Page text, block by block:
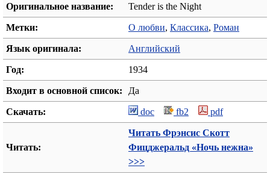
Оригинальное название: Tender is the Night
Метки: О любви, Классика, Роман
Язык оригинала: Английский
Год: 1934
Входит в основной список: Да
Скачать: doc fb2 pdf
Читать:
Читать Фрэнсис Скотт
Фицджеральд «Ночь нежна»
>>>